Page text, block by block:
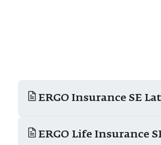
ERGO Insurance SE
ERGO Life Insurance